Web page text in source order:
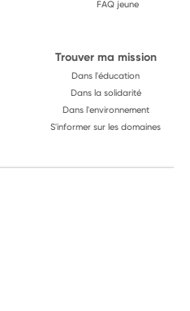
FAQ jeune
Trouver ma mission
Dans l'éducation
Dans la solidarité
Dans l'environnement
S'informer sur les domaines